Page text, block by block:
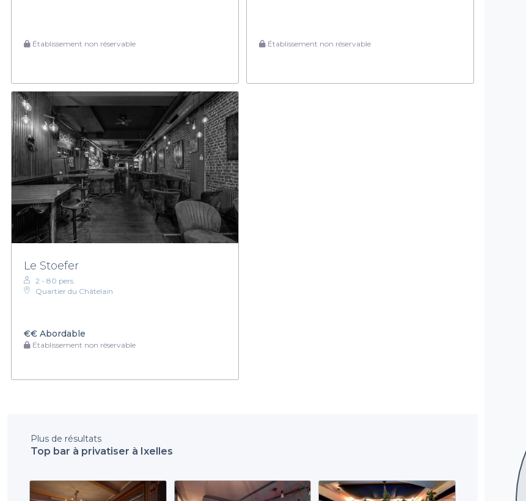
Établissement non réservable Établissement non réservable
Le Stoefer
2 - 80 pers.
Quartier du Châtelain
€€ Abordable
Établissement non réservable
Plus de résultats
Top bar à privatiser à Ixelles